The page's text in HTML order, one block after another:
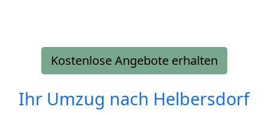
Kostenlose Angebote erhalten
Ihr Umzug nach Helbersdorf